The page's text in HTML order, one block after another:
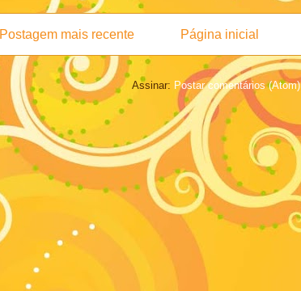
Postagem mais recente Página inicial
Assinar: Postar comentários (Atom)